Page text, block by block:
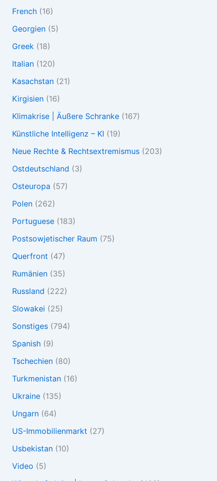
French(16)
Georgien(5)
Greek(18)
Italian(120)
Kasachstan(21)
Kirgisien(16)
Klimakrise | Äußere Schranke(167)
Künstliche Intelligenz – KI (19)
Neue Rechte & Rechtsextremismus(203)
Ostdeutschland (3)
Osteuropa (57)
Polen(262)
Portuguese(183)
Postsowjetischer Raum (75)
Querfront (47)
Rumänien(35)
Russland (222)
Slowakei (25)
Sonstiges(794)
Spanish(9)
Tschechien(80)
Turkmenistan(16)
Ukraine(135)
Ungarn(64)
US-Immobilienmarkt (27)
Usbekistan(10)
Video (5)